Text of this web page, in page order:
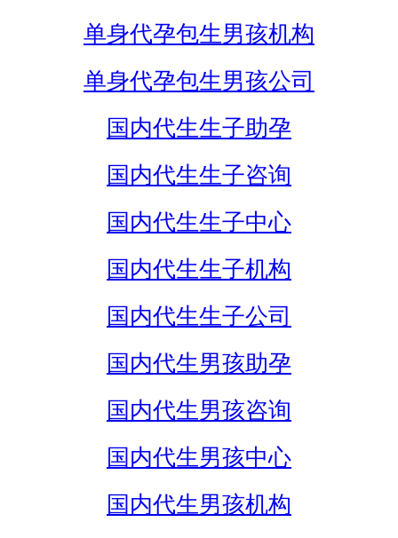
单身代孕包生男孩机构
单身代孕包生男孩公司
国内代生生子助孕
国内代生生子咨询
国内代生生子中心
国内代生生子机构
国内代生生子公司
国内代生男孩助孕
国内代生男孩咨询
国内代生男孩中心
国内代生男孩机构